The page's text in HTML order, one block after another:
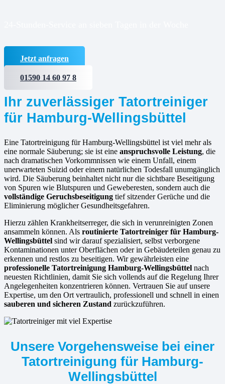
Jetzt anfragen
01590 14 60 97 8
Ihr zuverlässiger Tatortreiniger
für Hamburg-Wellingsbüttel
Eine Tatortreinigung für Hamburg-Wellingsbüttel ist viel mehr als
eine normale Säuberung; sie ist eine anspruchsvolle Leistung, die
nach dramatischen Vorkommnissen wie einem Unfall, einem
unerwarteten Suizid oder einem natürlichen Todesfall unumgänglich
wird. Die Säuberung beinhaltet nicht nur die sichtbare Beseitigung
von Spuren wie Blutspuren und Geweberesten, sondern auch die
vollständige Geruchsbeseitigung tief sitzender Gerüche und die
Eliminierung möglicher Gesundheitsgefahren.
Hierzu zählen Krankheitserreger, die sich in verunreinigten Zonen
ansammeln können. Als routinierte Tatortreiniger für Hamburg-
Wellingsbüttel sind wir darauf spezialisiert, selbst verborgene
Kontaminationen unter Oberflächen oder in Gebäudeteilen genau zu
erkennen und restlos zu beseitigen. Wir gewährleisten eine
professionelle Tatortreinigung Hamburg-Wellingsbüttel nach
neuesten Richtlinien, damit Sie sich vollends auf die Regelung Ihrer
Angelegenheiten konzentrieren können. Vertrauen Sie auf unsere
Expertise, um den Ort vertraulich, professionell und schnell in einen
sauberen und sicheren Zustand zurückzuführen.
Unsere Vorgehensweise bei einer
Tatortreinigung für Hamburg-
Wellingsbüttel